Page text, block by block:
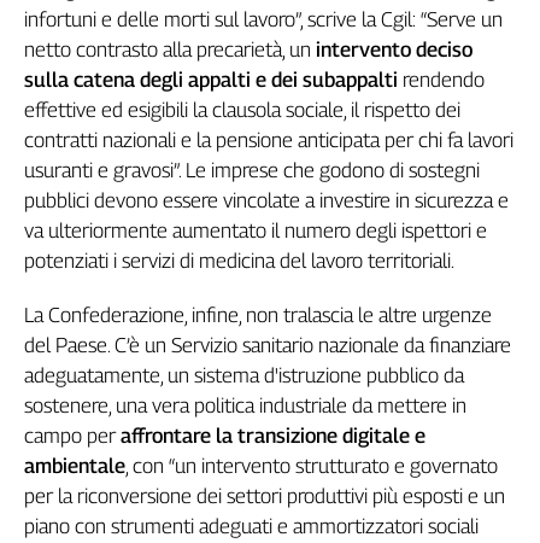
infortuni e delle morti sul lavoro”, scrive la Cgil: “Serve un
netto contrasto alla precarietà, un intervento deciso
sulla catena degli appalti e dei subappalti rendendo
effettive ed esigibili la clausola sociale, il rispetto dei
contratti nazionali e la pensione anticipata per chi fa lavori
usuranti e gravosi”. Le imprese che godono di sostegni
pubblici devono essere vincolate a investire in sicurezza e
va ulteriormente aumentato il numero degli ispettori e
potenziati i servizi di medicina del lavoro territoriali.
La Confederazione, infine, non tralascia le altre urgenze
del Paese. C’è un Servizio sanitario nazionale da finanziare
adeguatamente, un sistema d'istruzione pubblico da
sostenere, una vera politica industriale da mettere in
campo peraffrontare la transizione digitale e
ambientale, con “un intervento strutturato e governato
per la riconversione dei settori produttivi più esposti e un
piano con strumenti adeguati e ammortizzatori sociali